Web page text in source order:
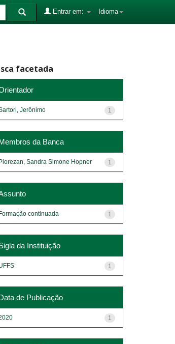
Idioma
Entrar em:
facetada
1
Jerônimo
da Banca
1
Sandra Simone Hopner
1
continuada
da Instituição
1
de Publicação
1